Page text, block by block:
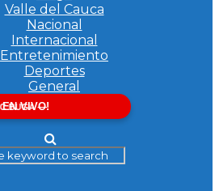
Valle del Cauca
Nacional
Internacional
Entretenimiento
Deportes
General
EN VIVO!